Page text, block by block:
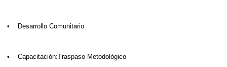
• Desarrollo Comunitario
• Capacitación:Traspaso Metodológico